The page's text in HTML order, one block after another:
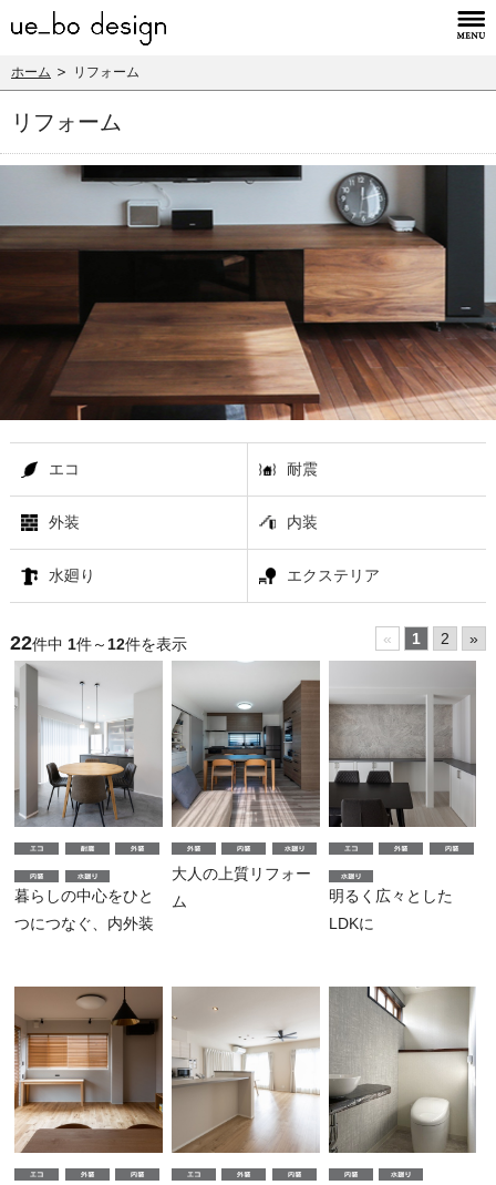
ホーム リフォーム
リフォーム
エコ 耐震
外装 内装
水廻り エクステリア
22件中 1件～ 12件を表示 « 1 2 »
暮らしの中心をひと
つにつなぐ、内外装
大人の上質リフォー
ム
明るく広々とした
LDKに